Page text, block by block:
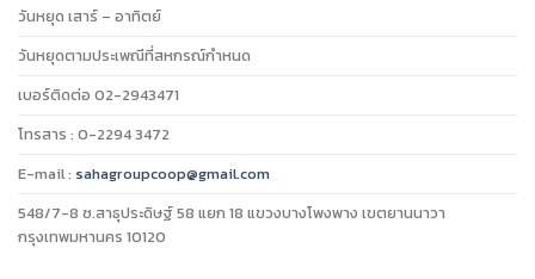
วันหยุด เสาร์ – อาทิตย์
วันหยุดตามประเพณีที่สหกรณ์กำหนด
เบอร์ติดต่อ 02-2943471
โทรสาร : 0-2294 3472
E-mail : sahagroupcoop@gmail.com
548/7-8 ซ.สาธุประดิษฐ์ 58 แยก 18 แขวงบางโพงพาง เขตยานนาวา
กรุงเทพมหานคร 10120